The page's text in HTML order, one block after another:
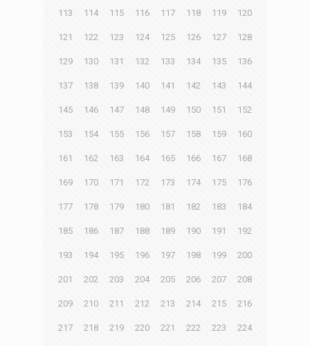
113 114 115 116 117 118 119 120
121 122 123 124 125 126 127 128
129 130 131 132 133 134 135 136
137 138 139 140 141 142 143 144
145 146 147 148 149 150 151 152
153 154 155 156 157 158 159 160
161 162 163 164 165 166 167 168
169 170 171 172 173 174 175 176
177 178 179 180 181 182 183 184
185 186 187 188 189 190 191 192
193 194 195 196 197 198 199 200
201 202 203 204 205 206 207 208
209 210 211 212 213 214 215 216
217 218 219 220 221 222 223 224